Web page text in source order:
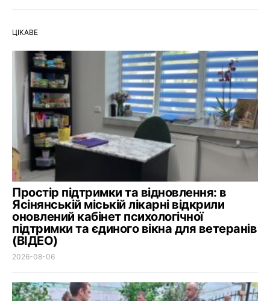
ЦІКАВЕ
Простір підтримки та відновлення: в
Ясінянській міській лікарні відкрили
оновлений кабінет психологічної
підтримки та єдиного вікна для ветеранів
(ВІДЕО)
2026-08-06